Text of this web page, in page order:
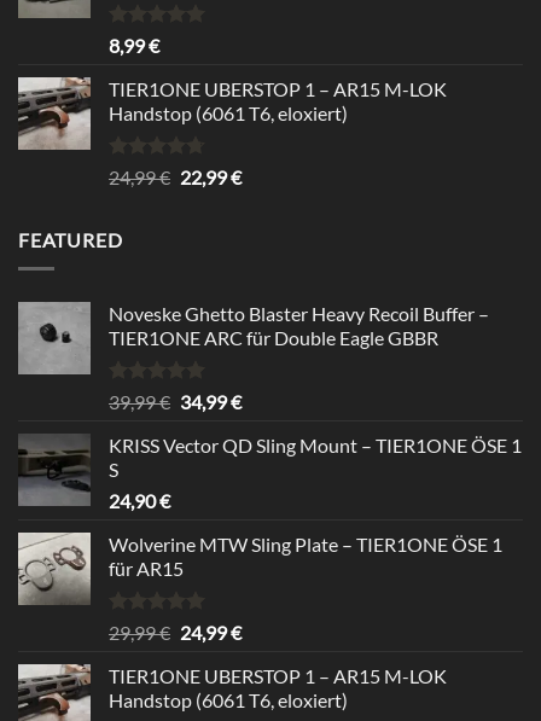
Bewertet
mit
von 5
8,99€
TIER1ONE UBERSTOP 1 – AR15 M-LOK
Handstop (6061 T6, eloxiert)
Bewertet
mit
24,99€ Ursprünglicher
22,99€Aktueller
FEATURED
Noveske Ghetto Blaster Heavy Recoil Buffer –
TIER1ONE ARC für Double Eagle GBBR
Bewertet
mit
von 5
39,99€ Ursprünglicher
war:
34,99€Aktueller
ist:
KRISS Vector QD Sling Mount – TIER1ONE ÖSE 1
S
24,90€
Wolverine MTW Sling Plate – TIER1ONE ÖSE 1
für AR15
Bewertet
mit
von 5
29,99€ Ursprünglicher
war:
29,99 €
24,99€Aktueller
ist:
24,99 €.
TIER1ONE UBERSTOP 1 – AR15 M-LOK
Handstop (6061 T6, eloxiert)